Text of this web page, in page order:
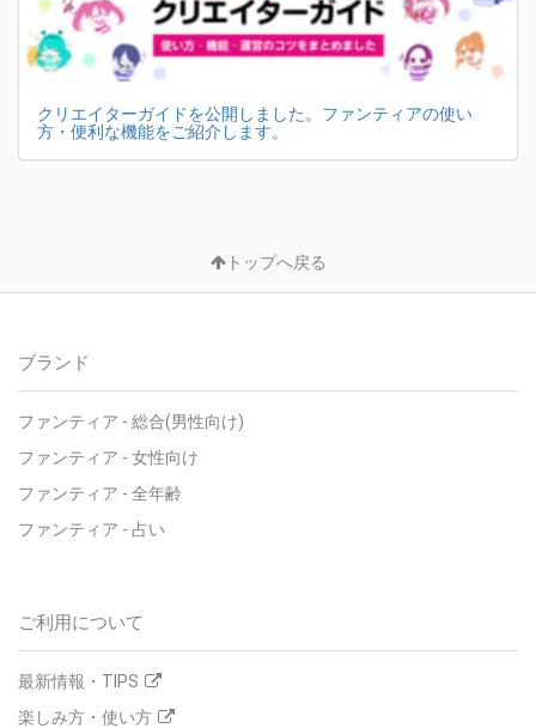
クリエイターガイドを公開しました。ファンティアの使い
方・便利な機能をご紹介します。
トップへ戻る
ブランド
ファンティア - 総合(男性向け)
ファンティア - 女性向け
ファンティア - 全年齢
ファンティア - 占い
ご利用について
最新情報・TIPS
楽しみ方・使い方